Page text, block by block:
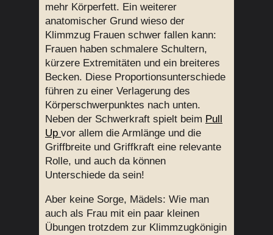
mehr Körperfett. Ein weiterer
anatomischer Grund wieso der
Klimmzug Frauen schwer fallen kann:
Frauen haben schmalere Schultern,
kürzere Extremitäten und ein breiteres
Becken. Diese Proportionsunterschiede
führen zu einer Verlagerung des
Körperschwerpunktes nach unten.
Neben der Schwerkraft spielt beim Pull
Up vor allem die Armlänge und die
Griffbreite und Griffkraft eine relevante
Rolle, und auch da können
Unterschiede da sein!
Aber keine Sorge, Mädels: Wie man
auch als Frau mit ein paar kleinen
Übungen trotzdem zur Klimmzugkönigin